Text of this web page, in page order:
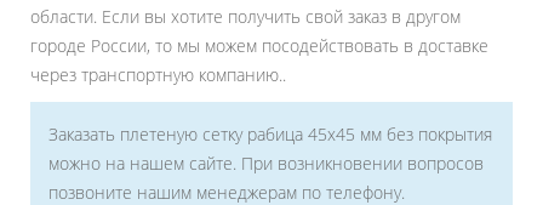
области. Если вы хотите получить свой заказ в другом
городе России, то мы можем посодействовать в доставке
через транспортную компанию..
Заказать плетеную сетку рабица 45х45 мм без покрытия
можно на нашем сайте. При возникновении вопросов
позвоните нашим менеджерам по телефону.